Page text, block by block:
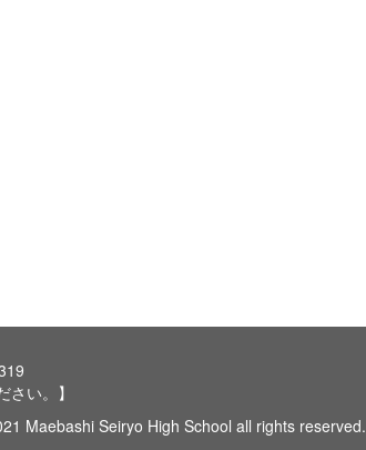
い。】
Maebashi Seiryo High School all rights reserved.